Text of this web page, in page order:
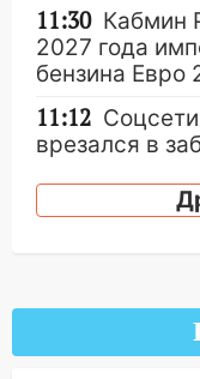
11:30 Кабмин
2027 года
бензина Евро
11:12
врезался в
10:27 Где
днем 6
В
51-летний